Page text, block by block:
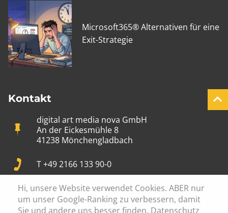
Microsoft365® Alternativen für eine
Exit-Strategie
Kontakt
digital art media nova GmbH
An der Eickesmühle 8
41238 Mönchengladbach
T +49 2166 133 90-0
info@digital-art.de
Hi, unsere Website verwendet Cookies. ABER nur
um unser Google-Ranking zu verbessern, damit
Sie und andere uns besser finden. Datenschutz